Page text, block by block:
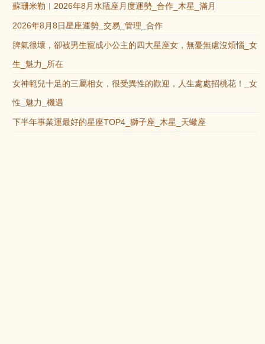
蘇珊米勒︱2026年8月水瓶座月度運勢_合作_木星_滿月
2026年8月8日星座運勢_交易_管理_合作
脾氣很壞，卻被男生寵成小公主的四大星座女，無憂無慮沒煩惱_女
生_魅力_所在
女神範兒十足的三屬相女，很受異性的歡迎，人生處處招桃花！_女
性_魅力_機遇
下半年事業運最好的星座TOP4_獅子座_木星_天蠍座